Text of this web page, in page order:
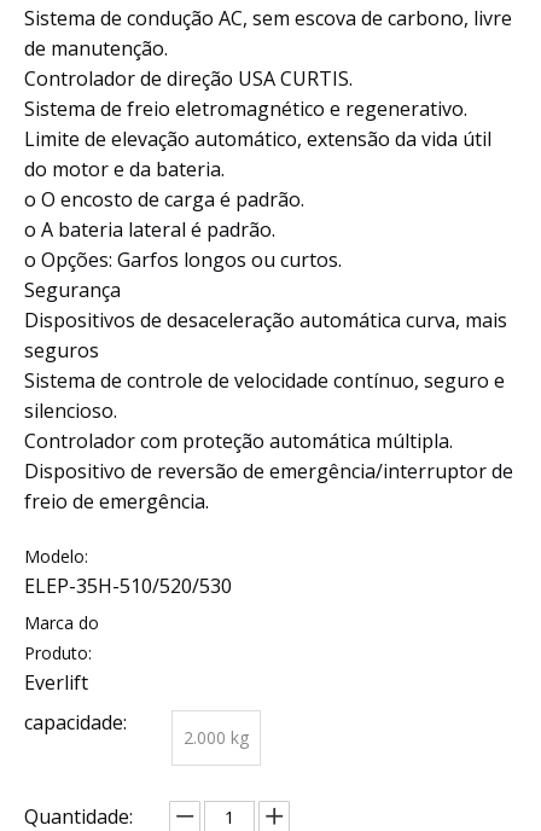
Sistema de condução AC, sem escova de carbono, livre
de manutenção.
Controlador de direção USA CURTIS.
Sistema de freio eletromagnético e regenerativo.
Limite de elevação automático, extensão da vida útil
do motor e da bateria.
o O encosto de carga é padrão.
o A bateria lateral é padrão.
o Opções: Garfos longos ou curtos.
Segurança
Dispositivos de desaceleração automática curva, mais
seguros
Sistema de controle de velocidade contínuo, seguro e
silencioso.
Controlador com proteção automática múltipla.
Dispositivo de reversão de emergência/interruptor de
freio de emergência.
Modelo:
ELEP-35H-510/520/530
Marca do
Produto:
Everlift
capacidade:
2.000 kg
Quantidade: